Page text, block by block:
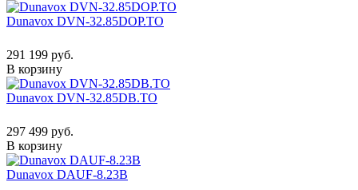
Dunavox DVN-32.85DOP.TO
291 199 руб.
В корзину
Dunavox DVN-32.85DB.TO
297 499 руб.
В корзину
Dunavox DAUF-8.23B